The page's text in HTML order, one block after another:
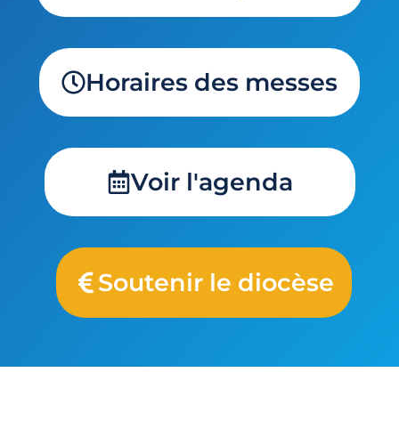
Horaires des messes
Voir l'agenda
Soutenir le diocèse